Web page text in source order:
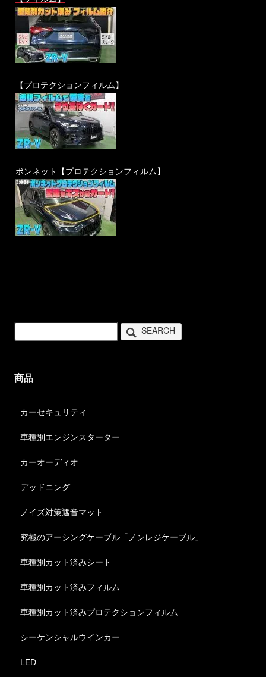
【プロテクションフィルム】
ボンネット【プロテクションフィルム】
SEARCH
商品
カーセキュリティ
車種別エンジンスターター
カーオーディオ
デッドニング
ノイズ対策遮音マット
究極のアーシングケーブル「ノンレジケーブル」
車種別カット済みシート
車種別カット済みフィルム
車種別カット済みプロテクションフィルム
シーケンシャルウインカー
LED